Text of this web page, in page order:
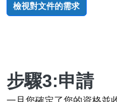
檢視對文件的需求
步驟3:申請